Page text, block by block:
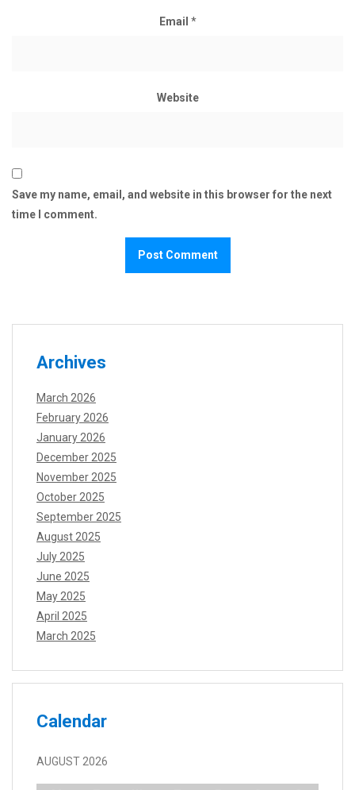
Email *
Website
Save my name, email, and website in this browser for the next
time I comment.
Archives
March 2026
February 2026
January 2026
December 2025
November 2025
October 2025
September 2025
August 2025
July 2025
June 2025
May 2025
April 2025
March 2025
Calendar
AUGUST 2026